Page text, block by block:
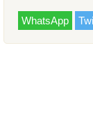
WhatsApp